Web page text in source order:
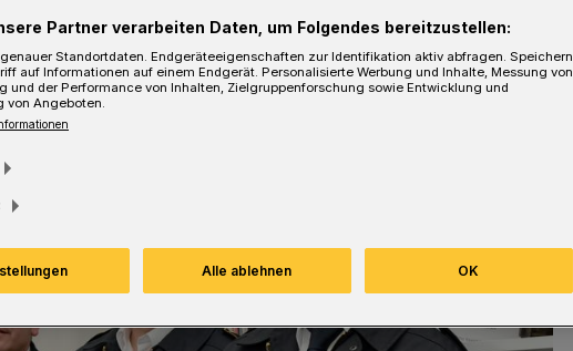
Partner verarbeiten Daten, um Folgendes bereitzustellen:
Standortdaten. Endgeräteeigenschaften zur Identifikation aktiv abfragen. Speichern
auf Informationen auf einem Endgerät. Personalisierte Werbung und Inhalte, Messung von
und der Performance von Inhalten, Zielgruppenforschung sowie Entwicklung und
von Angeboten.
Alle ablehnen OK